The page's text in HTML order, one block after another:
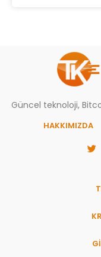
Güncel teknoloji,
HAKKIMIZDA